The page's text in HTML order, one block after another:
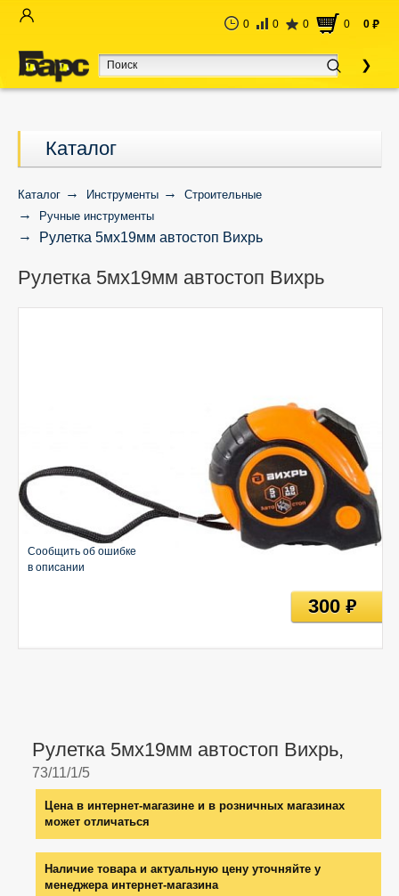
0 0 0 0 0 руб
Каталог
Каталог Инструменты
Строительные
Ручные инструменты
Рулетка 5мх19мм автостоп Вихрь
Рулетка 5мх19мм автостоп Вихрь
Рулетка 5мх19мм автостоп Вихрь,
73/11/1/5
Цена в интернет-магазине и в розничных магазинах
может отличаться
Наличие товара и актуальную цену уточняйте у
менеджера интернет-магазина
Сообщить об ошибке
в описании
300руб